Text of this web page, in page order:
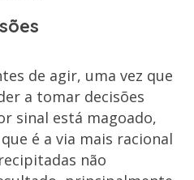
de agir, uma vez que
a tomar decisões
sinal está magoado,
é a via mais racional
não